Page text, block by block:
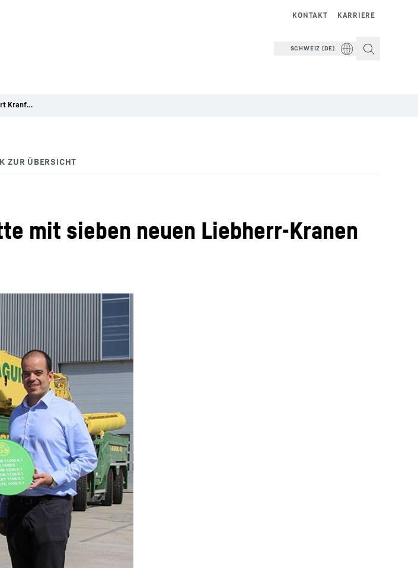
KARRIERE
KONTAKT
SCHWEIZ (DE)
Karriere bei Liebherr
Gruas Aguilar modernisiert Kranflotte mit sieben neuen Liebherr-Kranen News
mit sieben neuen Liebherr-Kranen